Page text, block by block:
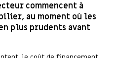
commencent à
au moment où les
plus prudents avant